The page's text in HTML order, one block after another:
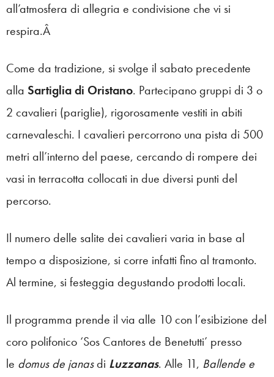
all’atmosfera di allegria e condivisione che vi si
respira.Â
Come da tradizione, si svolge il sabato precedente
alla Sartiglia di Oristano. Partecipano gruppi di 3 o
2 cavalieri (pariglie), rigorosamente vestiti in abiti
carnevaleschi. I cavalieri percorrono una pista di 500
metri all’interno del paese, cercando di rompere dei
vasi in terracotta collocati in due diversi punti del
percorso.
Il numero delle salite dei cavalieri varia in base al
tempo a disposizione, si corre infatti fino al tramonto.
Al termine, si festeggia degustando prodotti locali.
Il programma prende il via alle 10 con l’esibizione del
coro polifonico ‘Sos Cantores de Benetutti’ presso
le domus de janasdi Luzzanas. Alle 11, Ballende e